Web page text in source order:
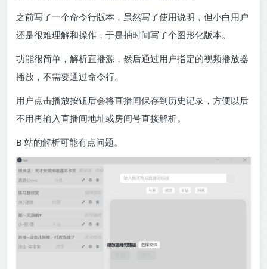
之前写了一个命令行版本，虽然写了使用说明，但小白用户
还是很难理解和操作，于是抽时间写了个图形化版本。
功能很简单，解析直播源，然后通过用户指定的视频播放器
播放，不需要通过命令行。
用户点击播放按钮后会将直播间保存到历史记录，方便以后
不用再输入直播间地址或房间号直接解析。
B 站的解析可能有点问题。